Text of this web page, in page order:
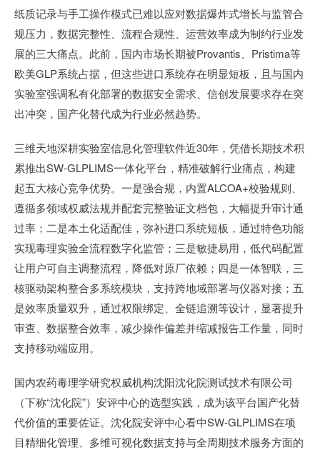
纸质记录与手工操作模式已难以应对数据爆炸式增长与监管合
规压力，数据完整性、流程合规性、运营效率成为制约行业发
展的三大痛点。此前，国内市场长期被Provantis、Pristima等
欧美GLP系统占据，但这些进口系统存在明显短板，且与国内
实验室强调私有化部署的数据安全需求、信创发展要求存在突
出冲突，国产化替代成为行业必然趋势。
三维天地深耕实验室信息化管理软件近30年，凭借长期技术积
累推出SW-GLPLIMS一体化平台，精准破解行业痛点，构建
起五大核心竞争优势。一是强合规，内置ALCOA+校验规则、
遵循多领域权威法规并配套完整验证文档包，大幅提升审计通
过率；二是本土化适配佳，弥补进口系统短板，通过特色功能
实现毒理实验全流程数字化监管；三是敏捷易用，低代码配置
让用户可自主调整流程，降低对原厂依赖；四是一体智联，三
核驱动架构整合多系统模块，支持跨地域部署与仪器对接；五
是效率质量双升，通过权限绑定、全链追溯等设计，显著提升
审查、数据整合效率，减少操作偏差并缩减报告工作量，同时
支持移动端应用。
国内农药毒理学研究权威机构沈阳沈化院测试技术有限公司
（下称“沈化院”）安评中心的选型实践，成为该平台国产化替
代价值的重要佐证。沈化院安评中心看中SW-GLPLIMS在项
目精细化管理、多维可视化数据支持与全周期技术服务方面的